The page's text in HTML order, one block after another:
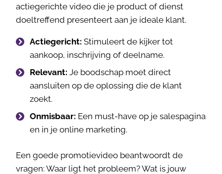
actiegerichte video die je product of dienst
doeltreffend presenteert aan je ideale klant.
Actiegericht: Stimuleert de kijker tot
aankoop, inschrijving of deelname.
Relevant: Je boodschap moet direct
aansluiten op de oplossing die de klant
zoekt.
Onmisbaar: Een must-have op je salespagina
en in je online marketing.
Een goede promotievideo beantwoordt de
vragen: Waar ligt het probleem? Wat is jouw